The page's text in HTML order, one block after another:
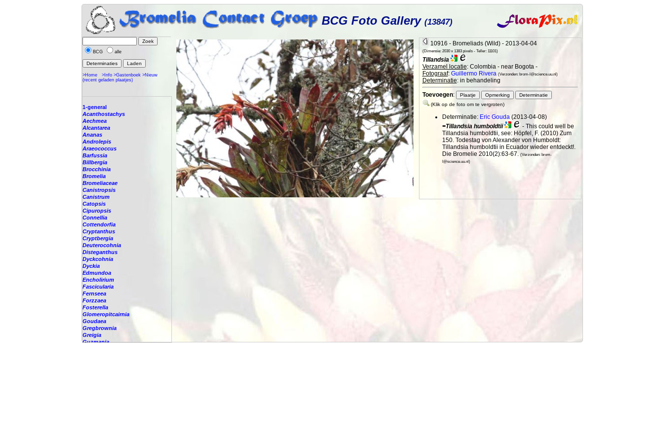
BCG Foto Gallery (13847)
BCG alle
>Home >Info >Gastenboek >Nieuw
(recent geladen plaatjes)
1-general
Acanthostachys
Aechmea
Alcantarea
Ananas
Androlepis
Araeococcus
Barfussia
Billbergia
Brocchinia
Bromelia
Bromeliaceae
Canistropsis
Canistrum
Catopsis
Cipuropsis
Connellia
Cottendorfia
Cryptanthus
Cryptbergia
Deuterocohnia
Disteganthus
Dyckcohnia
Dyckia
Edmundoa
Encholirium
Fascicularia
Fernseea
Forzzaea
Fosterella
Glomeropitcairnia
Goudaea
Gregbrownia
Greigia
Guzmania
10916 - Bromeliads (Wild) - 2013-04-04
(Dimensie: 2030 x 1383 pixels - Teller: 11101)
Tillandsia
Verzamel locatie: Colombia - near Bogota -
Fotograaf: Guillermo Rivera (Verzonden: brom-l@science.uu.nl)
Determinatie: in behandeling
Toevoegen:
(Klik op de foto om te vergroten)
Determinatie: Eric Gouda(2013-04-08)
=Tillandsia humboldtii
- This could well be
Tillandsia humboldtii, see: Höpfel, F. (2010) Zum
150. Todestag von Alexander von Humboldt:
Tillandsia humboldtii in Ecuador wieder entdeckt!.
Die Bromelie 2010(2):63-67. (Verzonden: brom-
l@science.uu.nl)